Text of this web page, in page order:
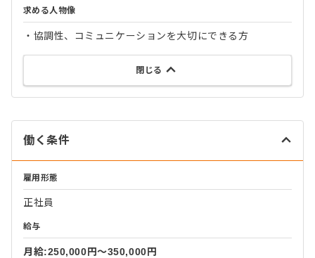
求める人物像
・協調性、コミュニケーションを大切にできる方
閉じる
働く条件
雇用形態
正社員
給与
月給:250,000円〜350,000円